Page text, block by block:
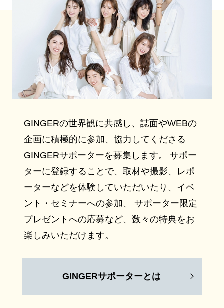
GINGERの世界観に共感し、誌面やWEBの
企画に積極的に参加、協力してくださる
GINGERサポーターを募集します。 サポー
ターに登録することで、取材や撮影、レポ
ーターなどを体験していただいたり、イベ
ント・セミナーへの参加、 サポーター限定
プレゼントへの応募など、数々の特典をお
楽しみいただけます。
GINGERサポーターとは